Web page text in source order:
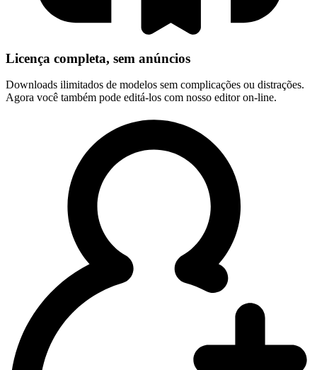
Licença completa, sem anúncios
Downloads ilimitados de modelos sem complicações ou distrações.
Agora você também pode editá-los com nosso editor on-line.